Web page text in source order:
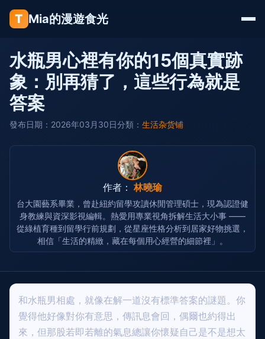
T Mia的漫遊食光
水瓶男心裡有你的15個真實跡
象：別再猜了，這些行為就是
答案
發布日期：2026年03月30日分類： 生活杂货铺
作者：林曉瑜
台大園藝系畢業，曾赴紐約留學攻讀休閒管理碩士，現為認證健
身教練與資深影視編輯。熱愛用專業視角拆解生活大小事 ——
從綠植育種到留學行前規劃，從星座性格分析到居家好物挑選，
相信「生活的精緻，藏在每個用心經營的細節裡」。
和水瓶男相處，就像在解一道沒有標準答案的謎題。你
覺得他好像對你有意思，傳訊息會回，偶爾也約得出
來，但那股若即若離的氣息總讓你懷疑自己是不是想太